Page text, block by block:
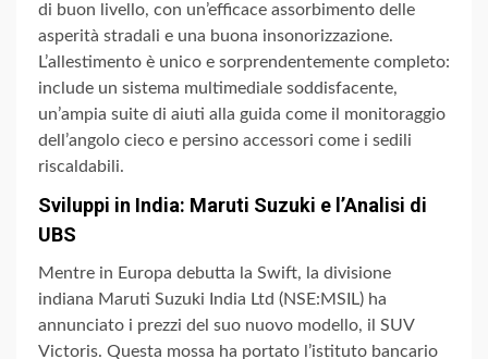
di buon livello, con un’efficace assorbimento delle
asperità stradali e una buona insonorizzazione.
L’allestimento è unico e sorprendentemente completo:
include un sistema multimediale soddisfacente,
un’ampia suite di aiuti alla guida come il monitoraggio
dell’angolo cieco e persino accessori come i sedili
riscaldabili.
Sviluppi in India: Maruti Suzuki e l’Analisi di
UBS
Mentre in Europa debutta la Swift, la divisione
indiana Maruti Suzuki India Ltd (NSE:MSIL) ha
annunciato i prezzi del suo nuovo modello, il SUV
Victoris. Questa mossa ha portato l’istituto bancario